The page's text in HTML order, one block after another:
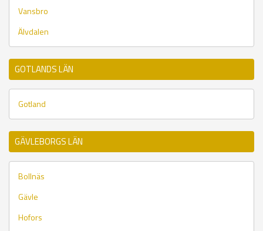
Vansbro
Älvdalen
GOTLANDS LÄN
Gotland
GÄVLEBORGS LÄN
Bollnäs
Gävle
Hofors